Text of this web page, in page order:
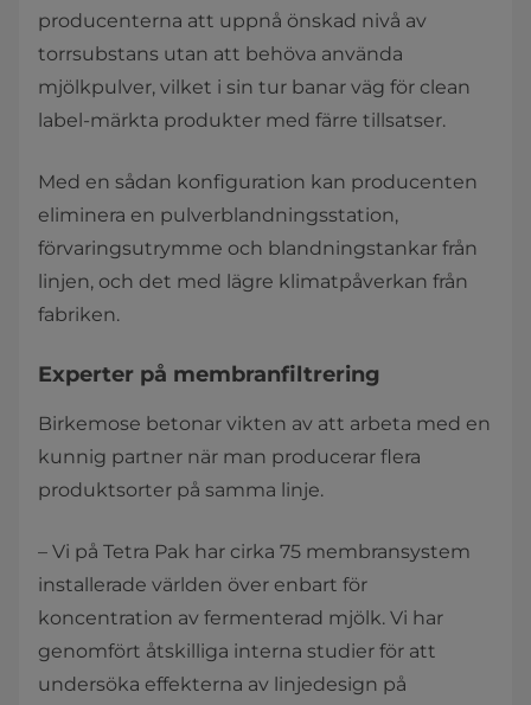
producenterna att uppnå önskad nivå av
torrsubstans utan att behöva använda
mjölkpulver, vilket i sin tur banar väg för clean
label-märkta produkter med färre tillsatser.
Med en sådan konfiguration kan producenten
eliminera en pulverblandningsstation,
förvaringsutrymme och blandningstankar från
linjen, och det med lägre klimatpåverkan från
fabriken.
Experter på membranfiltrering
Birkemose betonar vikten av att arbeta med en
kunnig partner när man producerar flera
produktsorter på samma linje.
– Vi på Tetra Pak har cirka 75 membransystem
installerade världen över enbart för
koncentration av fermenterad mjölk. Vi har
genomfört åtskilliga interna studier för att
undersöka effekterna av linjedesign på